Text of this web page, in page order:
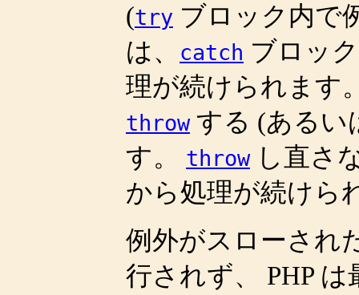
(try ブロック内で
は、
catch ブロッ
理が続けられます
throwする (あるい
す。
throwし直さ
から処理が続けら
例外がスローされ
行されず、 PHP